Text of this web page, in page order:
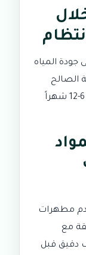
جودة المياه
الصالح
كلين 0569882420 نوصي بتنظيف دوري كل 6-12 شهراً
0569882420 نستخدم مطهرات
مع
دقيق قبل